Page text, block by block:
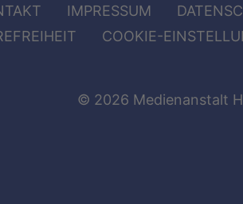
IMPRESSUM
COOKIE-
© 2026 Medienanstalt